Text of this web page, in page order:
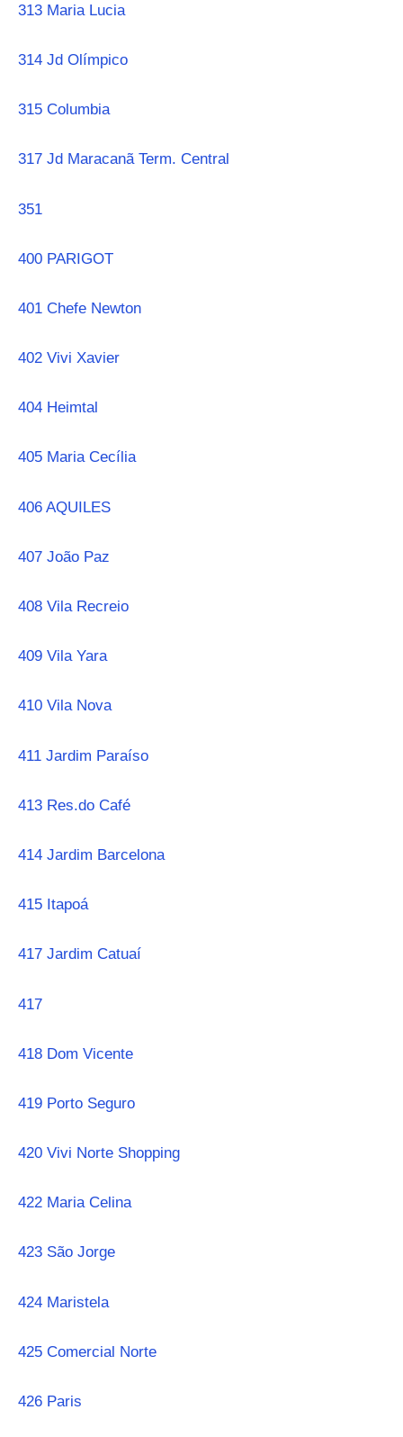
313 Maria Lucia
314 Jd Olímpico
315 Columbia
317 Jd Maracanã Term. Central
351
400 PARIGOT
401 Chefe Newton
402 Vivi Xavier
404 Heimtal
405 Maria Cecília
406 AQUILES
407 João Paz
408 Vila Recreio
409 Vila Yara
410 Vila Nova
411 Jardim Paraíso
413 Res.do Café
414 Jardim Barcelona
415 Itapoá
417 Jardim Catuaí
417
418 Dom Vicente
419 Porto Seguro
420 Vivi Norte Shopping
422 Maria Celina
423 São Jorge
424 Maristela
425 Comercial Norte
426 Paris